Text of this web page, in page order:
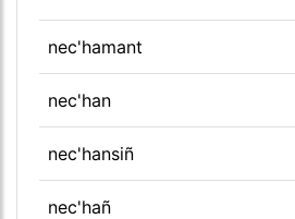
nec'hamant
nec'han
nec'hansiñ
nec'hañ